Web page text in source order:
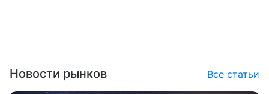
Новости рынков Все статьи